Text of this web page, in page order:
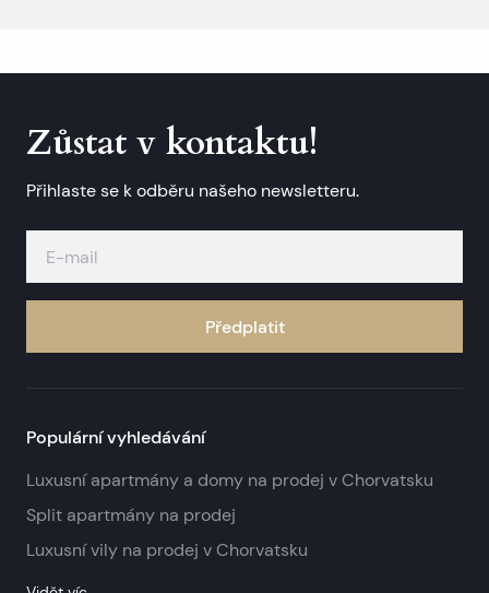
Zůstat v kontaktu!
Přihlaste se k odběru našeho newsletteru.
Předplatit
Populární vyhledávání
Luxusní apartmány a domy na prodej v Chorvatsku
Split apartmány na prodej
Luxusní vily na prodej v Chorvatsku